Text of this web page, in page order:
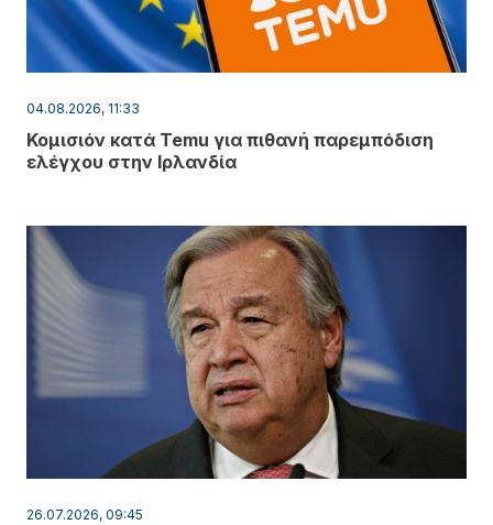
04.08.2026, 11:33
Κομισιόν κατά Temu για πιθανή παρεμπόδιση
ελέγχου στην Ιρλανδία
26.07.2026, 09:45